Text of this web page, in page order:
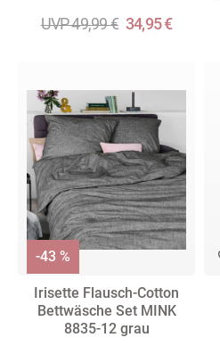
UVP 49,99 € 34,95 €
Irisette Flausch-Cotton
Bettwäsche Set MINK
8835-12 grau
-43 %